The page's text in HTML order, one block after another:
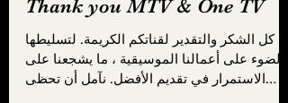
Media
Thank you MTV & One TV
كل الشكر والتقدير لقناتكم الكريمة. لتسليطها